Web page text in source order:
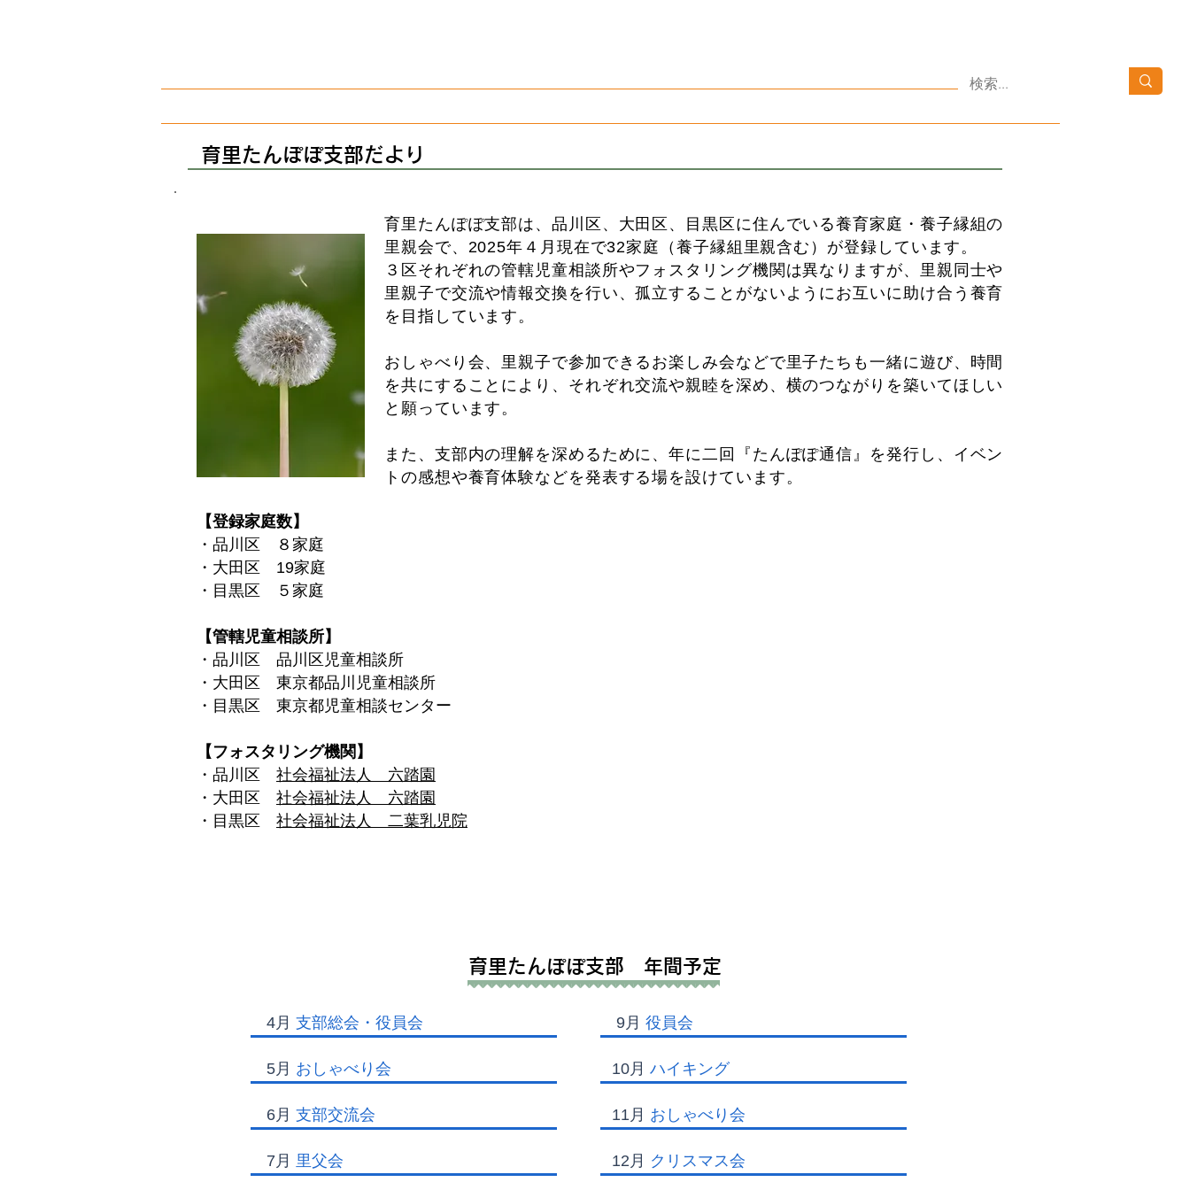
育里たんぽぽ支部は、品川区、大田区、目黒区に住んでいる養育家庭・養子縁組の
里親会で、2025年４月現在で32家庭（養子縁組里親含む）が登録しています。
​３区それぞれの管轄児童相談所やフォスタリング機関は異なりますが、里親同士や
里親子で交流や情報交換を行い、孤立することがないようにお互いに助け合う養育
を目指しています。
おしゃべり会、里親子で参加できるお楽しみ会などで里子たちも一緒に遊び、時間
を共にすることにより、それぞれ交流や親睦を深め、横のつながりを築いてほしい
と願っています。
​また、支部内の理解を深めるために、年に二回『たんぽぽ通信』を発行し、イベン
トの感想や養育体験などを発表する場を設けています。
【登録家庭数】
・品川区 ８家庭
・大田区 19家庭
・目黒区 ５家庭
【管轄児童相談所】
・品川区 品川区児童相談所​
・大田区 東京都品川児童相談所​
・目黒区 東京都児童相談センター
【フォスタリング機関】
・品川区 社会福祉法人 六踏園
・大田区 社会福祉法人 六踏園
・目黒区 社会福祉法人 二葉乳児院
育里たんぽぽ支部だより
​育里たんぽぽ支部 年間予定
4月 支部総会・役員会
5月 おしゃべり会
6月 支部交流会
7月 里父会
9月 役員会
10月 ハイキング
11月 おしゃべり会
12月 クリスマス会